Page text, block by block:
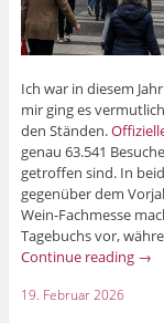
Ich war in diesem
mir ging es
den Ständen.
genau 63.541
getroffen sind. In
gegenüber dem
Wein-Fachmesse
Tagebuchs vor,
Continue reading →
19. Februar 2026